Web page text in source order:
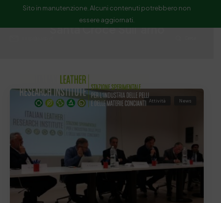
Sito in manutenzione. Alcuni contenuti potrebbero non
essere aggiornati.
Santa Croce Sull’arno
Attività News